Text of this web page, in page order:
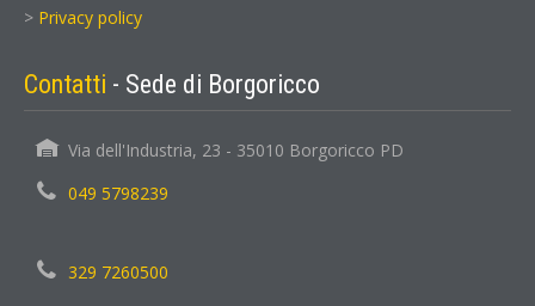
> Privacy policy
Contatti - Sede di Borgoricco
Via dell'Industria, 23 - 35010 Borgoricco PD
049 5798239
329 7260500